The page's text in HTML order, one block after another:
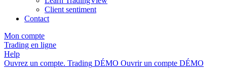
Client sentiment
Contact
Mon compte
Trading en ligne
Help
Ouvrez un compte. Trading DÉMO Ouvrir un compte DÉMO